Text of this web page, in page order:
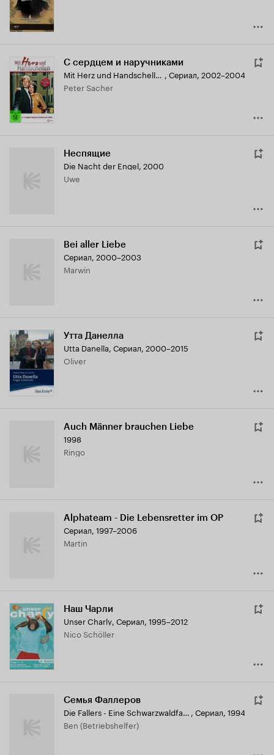
С сердцем и наручниками
Mit Herz und Handschellen , Сериал, 2002–2004
Peter Sacher
Неспящие
Die Nacht der Engel, 2000
Uwe
Bei aller Liebe
Сериал, 2000–2003
Marwin
Утта Данелла
Utta Danella, Сериал, 2000–2015
Oliver
Auch Männer brauchen Liebe
1998
Ringo
Alphateam - Die Lebensretter im OP
Сериал, 1997–2006
Martin
Наш Чарли
Unser Charly, Сериал, 1995–2012
Nico Schöller
Семья Фаллеров
Die Fallers - Eine Schwarzwaldfamilie , Сериал, 1994
Ben (Betriebshelfer)